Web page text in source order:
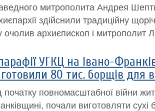
митрополита Андрея
здійснили традиційну
очолив архиєпископ і митрополит
УГКЦ на Івано-
80 тис. борщів для
початку повномасштабної війни
почали виготовляти сухі